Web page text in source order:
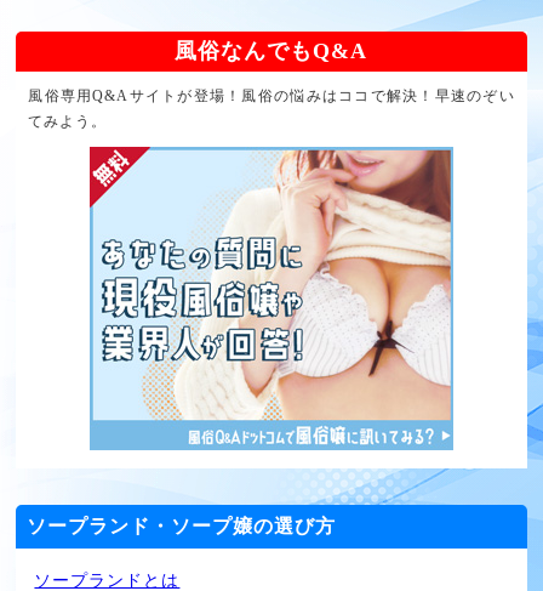
風俗なんでもQ&A
風俗専用Q&Aサイトが登場！風俗の悩みはココで解決！早速のぞい
てみよう。
ソープランド・ソープ嬢の選び方
ソープランドとは